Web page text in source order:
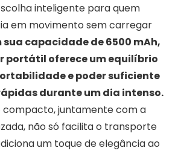
inteligente para quem
em movimento sem carregar
sua capacidade de 6500 mAh,
portátil oferece um equilíbrio
e poder suficiente
durante um dia intenso.
compacto, juntamente com a
não só facilita o transporte
um toque de elegância ao